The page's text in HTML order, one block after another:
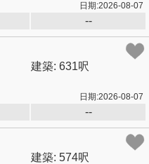
日期:2026-08-07
--
建築: 631呎
日期:2026-08-07
--
建築: 574呎